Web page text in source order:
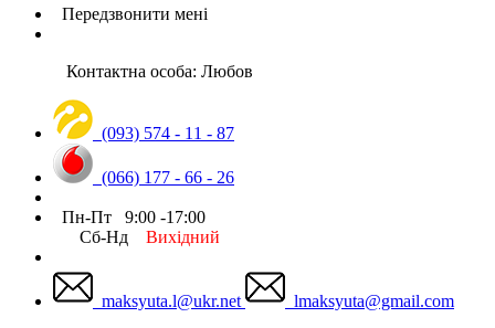
Передзвонити мені
Контактна особа: Любов
(093) 574 - 11 - 87
(066) 177 - 66 - 26
Пн-Пт 9:00 -17:00
Сб-Нд Вихідний
maksyuta.l@ukr.net
lmaksyuta@gmail.com